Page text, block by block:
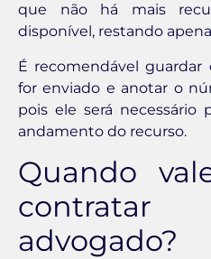
que não há mais
disponível, restando
É recomendável
for enviado e anotar o
pois ele será necessário
andamento do recurso.
Quando
advogado?